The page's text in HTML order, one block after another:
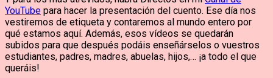
YouTube para hacer la presentación del cuento. Ese día nos
vestiremos de etiqueta y contaremos al mundo entero por
qué estamos aquí. Además, esos vídeos se quedarán
subidos para que después podáis enseñárselos o vuestros
estudiantes, padres, madres, abuelas, hijos,… ¡a todo el que
queráis!